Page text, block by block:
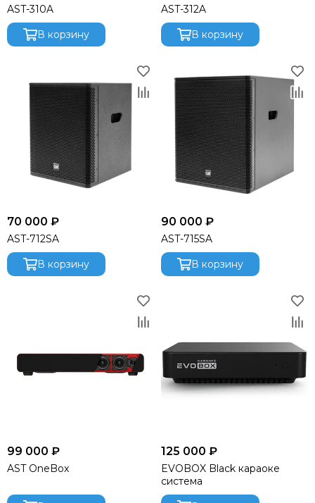
AST-310A
В корзину
AST-312A
В корзину
70 000 ₽
AST-712SA
В корзину
90 000 ₽
AST-715SA
В корзину
99 000 ₽
AST OneBox
125 000 ₽
EVOBOX Black караоке
система